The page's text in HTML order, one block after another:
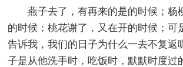
燕子去了，有再来的是的时候；杨
的时候；桃花谢了，又在开的时候；可
告诉我，我们的日子为什么一去不复返
子是从他洗手时，吃饭时，默默时度过